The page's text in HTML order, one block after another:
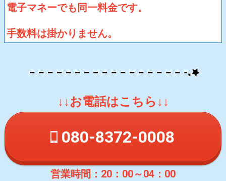
電子マネーでも同一料金です。
手数料は掛かりません。
↓↓お電話はこちら↓↓
080-8372-0008
営業時間：20：00～04：00